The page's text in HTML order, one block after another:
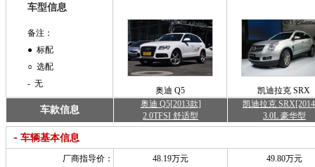
车型信息
备注：
● 标配
○ 选配
- 无
奥迪 Q5 凯迪拉克 SRX
车款信息
奥迪 Q5[2013款]
2.0TFSI 舒适型
凯迪拉克
3.0L 豪华型
- 车辆基本信息
厂商指导价： 48.19万元 49.80万元